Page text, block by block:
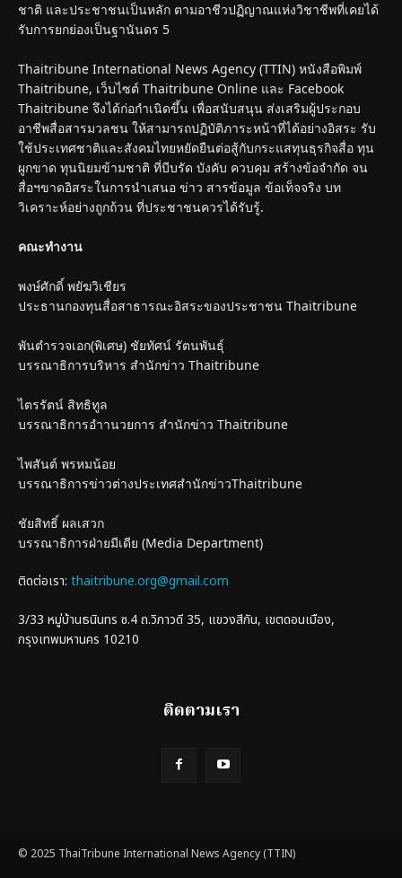
ชาติ และประชาชนเป็นหลัก ตามอาชีวปฏิญาณแห่งวิชาชีพที่เคยได้
รับการยกย่องเป็นฐานันดร 5
Thaitribune International News Agency (TTIN) หนังสือพิมพ์
Thaitribune, เว็บไซต์ Thaitribune Online และ Facebook
Thaitribune จึงได้ก่อกำเนิดขึ้น เพื่อสนับสนุน ส่งเสริมผู้ประกอบ
อาชีพสื่อสารมวลชน ให้สามารถปฏิบัติภาระหน้าที่ได้อย่างอิสระ รับ
ใช้ประเทศชาติและสังคมไทยหยัดยืนต่อสู้กับกระแสทุนธุรกิจสื่อ ทุน
ผูกขาด ทุนนิยมข้ามชาติ ที่บีบรัด บังคับ ควบคุม สร้างข้อจำกัด จน
สื่อฯขาดอิสระในการนำเสนอ ข่าว สารข้อมูล ข้อเท็จจริง บท
วิเคราะห์อย่างถูกถ้วน ที่ประชาชนควรได้รับรู้.
คณะทำงาน
พงษ์ศักดิ์ พยัฆวิเชียร
ประธานกองทุนสื่อสาธารณะอิสระของประชาชน Thaitribune
พันตำรวจเอก(พิเศษ) ชัยทัศน์ รัตนพันธุ์
บรรณาธิการบริหาร สำนักข่าว Thaitribune
ไตรรัตน์ สิทธิทูล
บรรณาธิการอำานวยการ สำนักข่าว Thaitribune
ไพสันต์ พรหมน้อย
บรรณาธิการข่าวต่างประเทศสำนักข่าวThaitribune
ชัยสิทธิ์ ผลเสวก
บรรณาธิการฝ่ายมีเดีย (Media Department)
ติดต่อเรา: thaitribune.org@gmail.com
3/33 หมู่บ้านธนินทร ซ.4 ถ.วิภาวดี 35, แขวงสีกัน, เขตดอนเมือง,
กรุงเทพมหานคร 10210
ติดตามเรา
© 2025 ThaiTribune International News Agency (TTIN)